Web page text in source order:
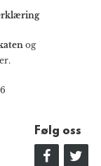
og
Følg oss